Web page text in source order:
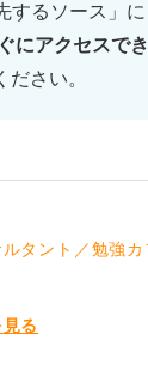
するソース」に
にアクセスでき
さい。
タント／勉強
る